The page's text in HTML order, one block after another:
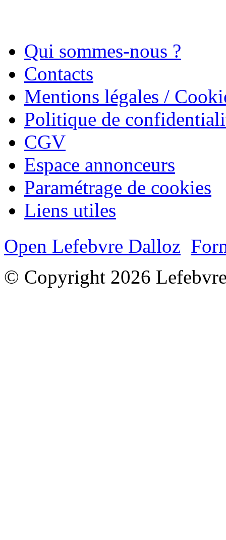
Qui sommes-nous ?
Contacts
Mentions légales /
Politique de
CGV
Espace annonceurs
Paramétrage de cookies
Liens utiles
Open Lefebvre Dalloz
© Copyright 2026